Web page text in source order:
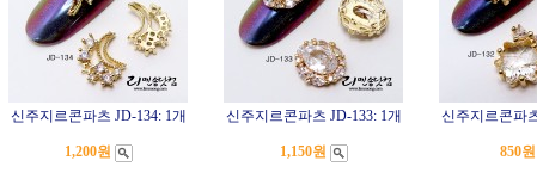
신주지르콘파츠 JD-134: 1개
1,200원
신주지르콘파츠 JD-133: 1개
1,150원
신주지르콘파
850원